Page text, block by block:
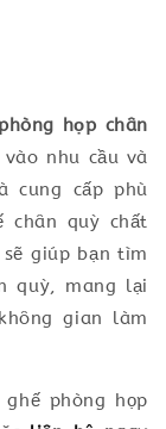
họp chân
vào nhu cầu và
cung cấp phù
chân quỳ chất
giúp bạn tìm
quỳ, mang lại
gian làm
phòng họp